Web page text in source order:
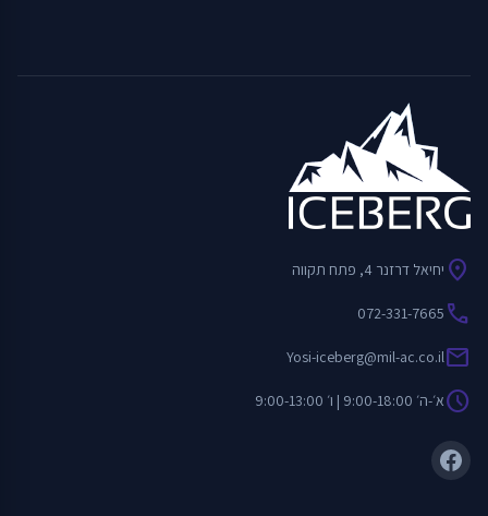
location_on יחיאל דרזנר 4, פתח תקווה
call
072-331-7665
mail
Yosi-iceberg@mil-ac.co.il
scheduleא׳-ה׳ 9:00-18:00 | ו׳ 9:00-13:00